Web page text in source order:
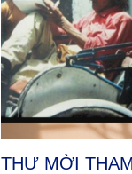
THƯ MỜI